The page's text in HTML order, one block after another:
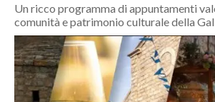
CRONACA
ITALIA
MONDO
POLITICA
Un ricco programma di appuntamenti
comunità e patrimonio culturale della